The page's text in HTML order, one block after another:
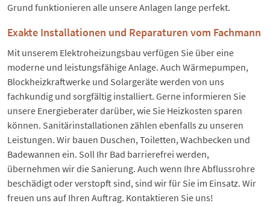
Grund funktionieren alle unsere Anlagen lange perfekt.
Exakte Installationen und Reparaturen vom Fachmann
Mit unserem Elektroheizungsbau verfügen Sie über eine
moderne und leistungsfähige Anlage. Auch Wärmepumpen,
Blockheizkraftwerke und Solargeräte werden von uns
fachkundig und sorgfältig installiert. Gerne informieren Sie
unsere Energieberater darüber, wie Sie Heizkosten sparen
können. Sanitärinstallationen zählen ebenfalls zu unseren
Leistungen. Wir bauen Duschen, Toiletten, Wachbecken und
Badewannen ein. Soll Ihr Bad barrierefrei werden,
übernehmen wir die Sanierung. Auch wenn Ihre Abflussrohre
beschädigt oder verstopft sind, sind wir für Sie im Einsatz. Wir
freuen uns auf Ihren Auftrag. Kontaktieren Sie uns!